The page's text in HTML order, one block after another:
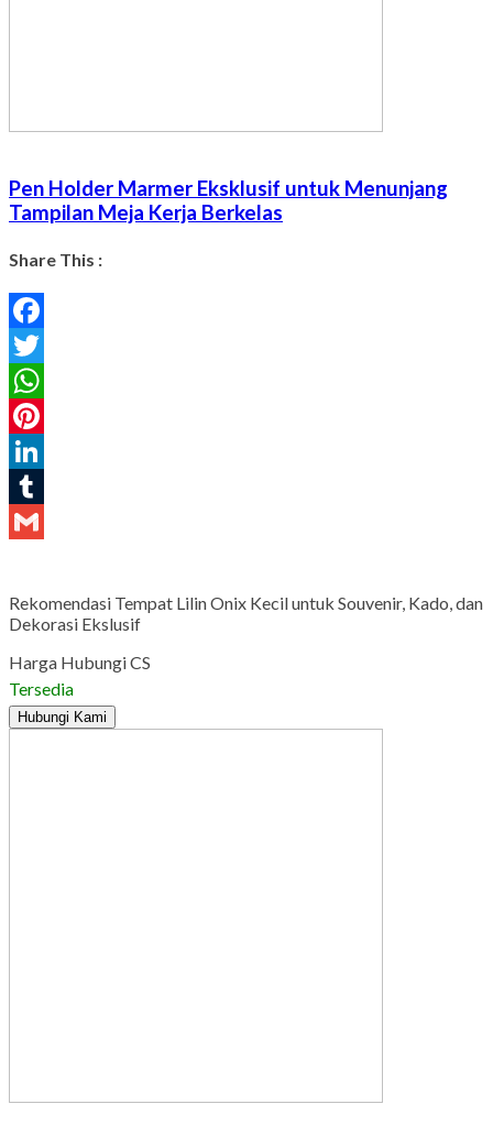
Pen Holder Marmer Eksklusif untuk Menunjang
Tampilan Meja Kerja Berkelas
Share This :
Facebook
Twitter
WhatsApp
Pinterest
LinkedIn
Tumblr
Rekomendasi Tempat Lilin Onix Kecil untuk Souvenir, Kado, dan
Dekorasi Ekslusif
Harga Hubungi CS
Tersedia
Hubungi Kami